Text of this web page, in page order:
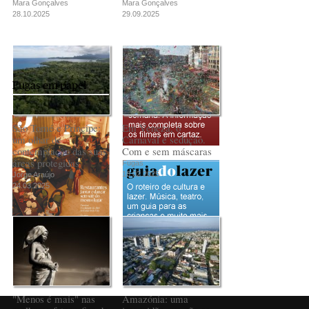
Mara Gonçalves
28.10.2025
Mara Gonçalves
29.09.2025
São Tomé e Príncipe:
um olhar de
contemplação das suas
áreas protegidas
Jorge Araújo
24.03.2025
Em Veneza, o
Carnaval é sedução.
Com e sem máscaras
Fugas
18.02.2025
"Menos é mais" nas
Amazónia: uma
Fugas em papel
PUB